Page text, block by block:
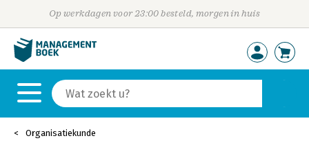
Op werkdagen voor 23:00 besteld, morgen in huis
Organisatiekunde